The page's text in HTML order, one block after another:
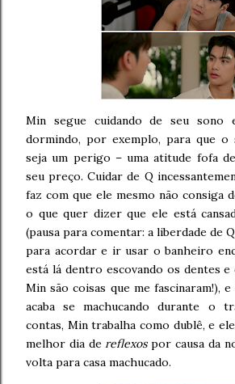
Min segue cuidando de seu sono
dormindo, por exemplo, para que o
seja um perigo – uma atitude fofa
seu preço. Cuidar de Q
faz com que ele mesmo não consiga
o que quer dizer que ele está
(pausa para comentar: a liberdade de
para acordar e ir usar o banheiro
está lá dentro escovando os dentes
Min são coisas que me fascinaram!),
acaba se machucando durante o
contas, Min trabalha como dublê, e
melhor dia dereflexospor causa da
volta para casa machucado.